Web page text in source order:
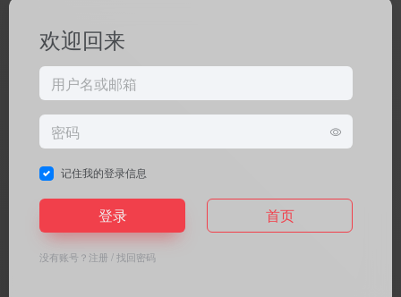
欢迎回来
记住我的登录信息
登录 首页
没有账号？ 注册 /找回密码